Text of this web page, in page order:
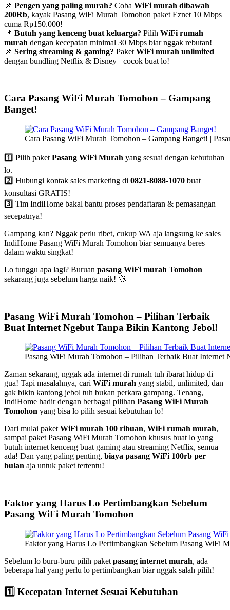
📌 Pengen yang paling murah? Coba WiFi murah dibawah
200Rb, kayak Pasang WiFi Murah Tomohon paket Eznet 10 Mbps
cuma Rp150.000!
📌 Butuh yang kenceng buat keluarga? Pilih WiFi rumah
murah dengan kecepatan minimal 30 Mbps biar nggak rebutan!
📌 Sering streaming & gaming? Paket WiFi murah unlimited
dengan bundling Netflix & Disney+ cocok buat lo!
Cara Pasang WiFi Murah Tomohon – Gampang
Banget!
Cara Pasang WiFi Murah Tomohon – Gampang Banget! |
1️⃣ Pilih paket Pasang WiFi Murah yang sesuai dengan kebutuhan
lo.
2️⃣ Hubungi kontak sales marketing di 0821-8088-1070 buat
konsultasi GRATIS!
3️⃣ Tim IndiHome bakal bantu proses pendaftaran & pemasangan
secepatnya!
Gampang kan? Nggak perlu ribet, cukup WA aja langsung ke sales
IndiHome Pasang WiFi Murah Tomohon biar semuanya beres
dalam waktu singkat!
Lo tunggu apa lagi? Buruan pasang WiFi murah Tomohon
sekarang juga sebelum harga naik! 🚀
Pasang WiFi Murah Tomohon – Pilihan Terbaik
Buat Internet Ngebut Tanpa Bikin Kantong Jebol!
Pasang WiFi Murah Tomohon – Pilihan Terbaik Buat Internet
Zaman sekarang, nggak ada internet di rumah tuh ibarat hidup di
gua! Tapi masalahnya, cari WiFi murah yang stabil, unlimited, dan
gak bikin kantong jebol tuh bukan perkara gampang. Tenang,
IndiHome hadir dengan berbagai pilihan Pasang WiFi Murah
Tomohon yang bisa lo pilih sesuai kebutuhan lo!
Dari mulai paketWiFi murah 100 ribuan, WiFi rumah murah,
sampai paket Pasang WiFi Murah Tomohon khusus buat lo yang
butuh internet kenceng buat gaming atau streaming Netflix, semua
ada! Dan yang paling penting, biaya pasang WiFi 100rb per
bulan aja untuk paket tertentu!
Faktor yang Harus Lo Pertimbangkan Sebelum
Pasang WiFi Murah Tomohon
Faktor yang Harus Lo Pertimbangkan Sebelum Pasang WiFi
Sebelum lo buru-buru pilih paket pasang internet murah, ada
beberapa hal yang perlu lo pertimbangkan biar nggak salah pilih!
1️⃣ Kecepatan Internet Sesuai Kebutuhan